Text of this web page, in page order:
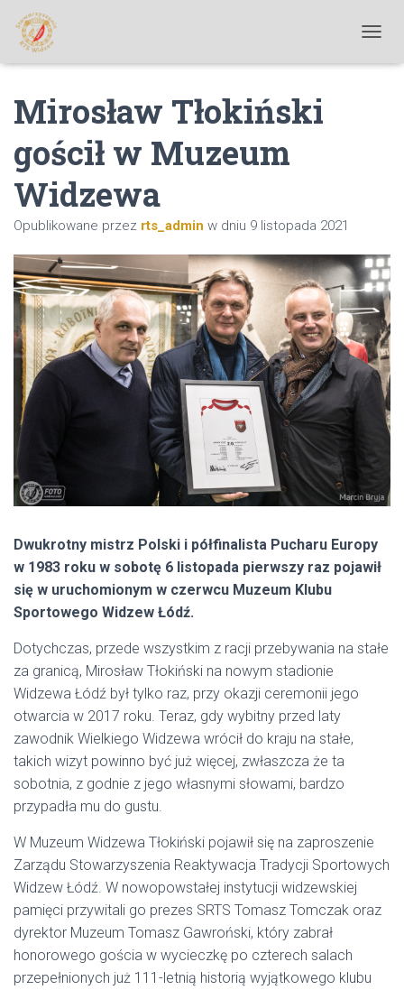
A
C
J
Mirosław Tłokiński
gościł w Muzeum
Widzewa
Opublikowane przez rts_admin w dniu 9 listopada 2021
Dwukrotny mistrz Polski i półfinalista Pucharu Europy
w 1983 roku w sobotę 6 listopada pierwszy raz pojawił
się w uruchomionym w czerwcu Muzeum Klubu
Sportowego Widzew Łódź.
Dotychczas, przede wszystkim z racji przebywania na stałe
za granicą, Mirosław Tłokiński na nowym stadionie
Widzewa Łódź był tylko raz, przy okazji ceremonii jego
otwarcia w 2017 roku. Teraz, gdy wybitny przed laty
zawodnik Wielkiego Widzewa wrócił do kraju na stałe,
takich wizyt powinno być już więcej, zwłaszcza że ta
sobotnia, z godnie z jego własnymi słowami, bardzo
przypadła mu do gustu.
W Muzeum Widzewa Tłokiński pojawił się na zaproszenie
Zarządu Stowarzyszenia Reaktywacja Tradycji Sportowych
Widzew Łódź. W nowopowstałej instytucji widzewskiej
pamięci przywitali go prezes SRTS Tomasz Tomczak oraz
dyrektor Muzeum Tomasz Gawroński, który zabrał
honorowego gościa w wycieczkę po czterech salach
przepełnionych już 111-letnią historią wyjątkowego klubu